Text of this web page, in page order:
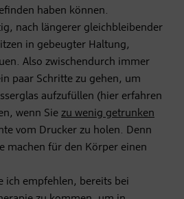
haben können.
nach längerer gleichbleibender
in gebeugter Haltung,
Also zwischendurch immer
paar Schritte zu gehen, um
aufzufüllen (hier erfahren
wenn Sie zu wenig getrunken
vom Drucker zu holen. Denn
machen für den Körper einen
ich empfehlen, bereits bei